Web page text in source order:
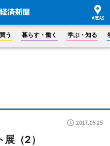
買う 暮らす・働く 学ぶ・知る
2017.05.25
（2）